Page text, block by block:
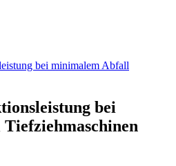
bei minimalem Abfall
bei